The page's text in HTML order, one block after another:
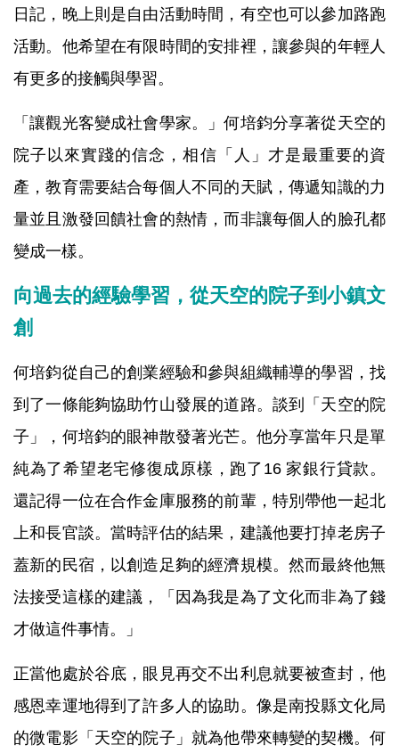
日記，晚上則是自由活動時間，有空也可以參加路跑
活動。他希望在有限時間的安排裡，讓參與的年輕人
有更多的接觸與學習。
「讓觀光客變成社會學家。」何培鈞分享著從天空的
院子以來實踐的信念，相信「人」才是最重要的資
產，教育需要結合每個人不同的天賦，傳遞知識的力
量並且激發回饋社會的熱情，而非讓每個人的臉孔都
變成一樣。
向過去的經驗學習，從天空的院子到小鎮文
創
何培鈞從自己的創業經驗和參與組織輔導的學習，找
到了一條能夠協助竹山發展的道路。談到「天空的院
子」，何培鈞的眼神散發著光芒。他分享當年只是單
純為了希望老宅修復成原樣，跑了16 家銀行貸款。
還記得一位在合作金庫服務的前輩，特別帶他一起北
上和長官談。當時評估的結果，建議他要打掉老房子
蓋新的民宿，以創造足夠的經濟規模。然而最終他無
法接受這樣的建議，「因為我是為了文化而非為了錢
才做這件事情。」
正當他處於谷底，眼見再交不出利息就要被查封，他
感恩幸運地得到了許多人的協助。像是南投縣文化局
的微電影「天空的院子」就為他帶來轉變的契機。何